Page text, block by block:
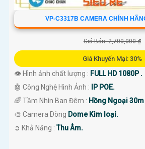
VP-C3317B CAMERA CHÍNH
Giá Bán: 2,700,000 ₫
Giá Khuyến Mại: 30%
👁 Hình ảnh chất lượng : FULL HD 1080P .
🤖️ Công Nghệ Hình Ảnh :
IP POE.
🌈 Tầm Nhìn Ban Đêm : Hồng Ngoại
🎨 Camera Dòng Dome Kim loại.
️➲ Khả Năng :Thu Âm.